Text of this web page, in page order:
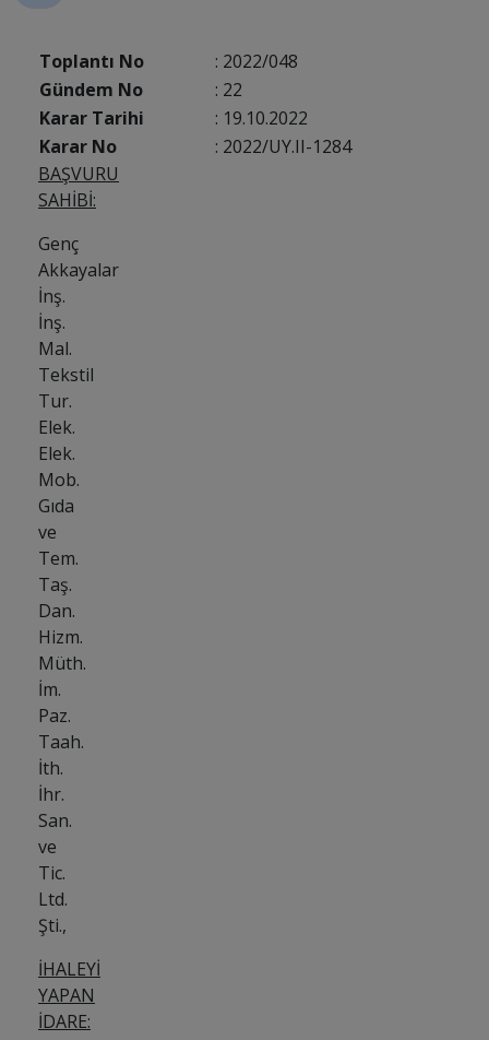
Toplantı No
: 2022/048
Gündem No
: 22
Karar Tarihi
: 19.10.2022
Karar No
: 2022/UY.II-1284
BAŞVURU
SAHİBİ:
Genç
Akkayalar
İnş.
İnş.
Mal.
Tekstil
Tur.
Elek.
Elek.
Mob.
Gıda
ve
Tem.
Taş.
Dan.
Hizm.
Müth.
İm.
Paz.
Taah.
İth.
İhr.
San.
ve
Tic.
Ltd.
Şti.,
İHALEYİ
YAPAN
İDARE: